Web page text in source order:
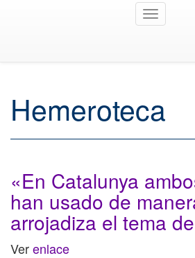
Toggle
Hemeroteca
«En Catalunya
han usado de
arrojadiza el tema
Verenlace